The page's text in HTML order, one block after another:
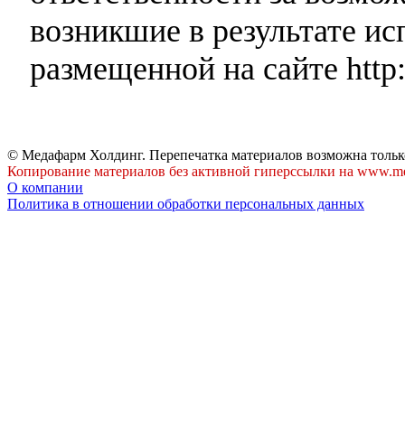
возникшие в результате
размещенной на сайте
© Медафарм Холдинг. Перепечатка материалов возможна
Копирование материалов без активной гиперссылки на
О компании
Политика в отношении обработки персональных данных